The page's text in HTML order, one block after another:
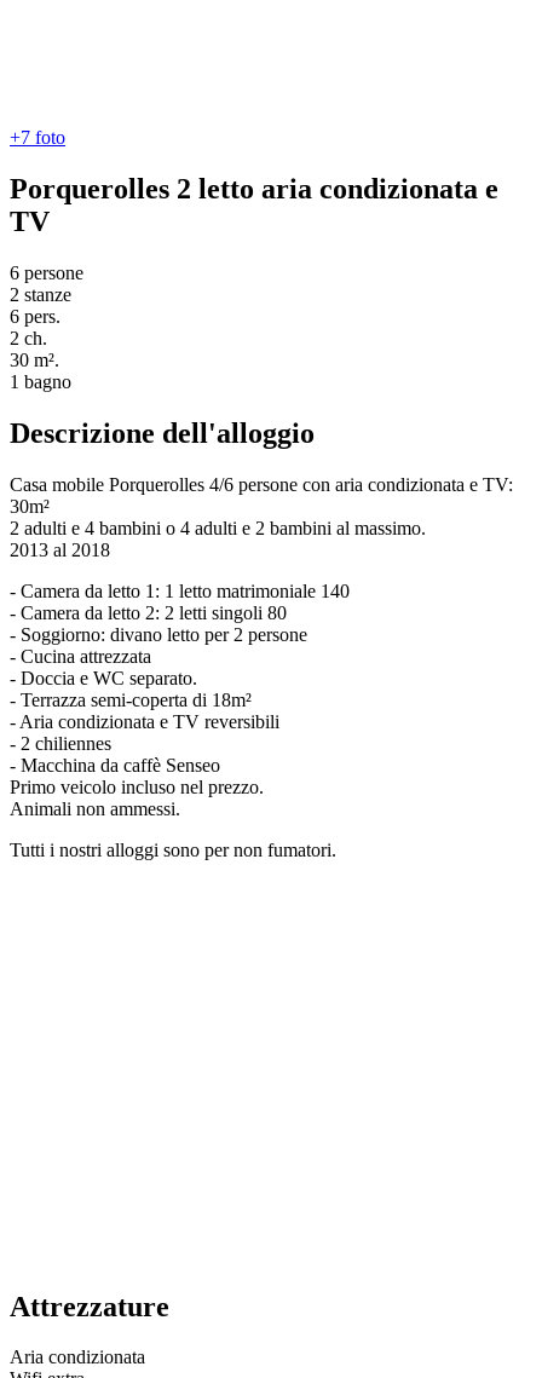
+7 foto
Porquerolles 2 letto aria condizionata e
TV
6 persone
2 stanze
6 pers.
2 ch.
30 m².
1 bagno
Descrizione dell'alloggio
Casa mobile Porquerolles 4/6 persone con aria condizionata e TV:
30m²
2 adulti e 4 bambini o 4 adulti e 2 bambini al massimo.
2013 al 2018
- Camera da letto 1: 1 letto matrimoniale 140
- Camera da letto 2: 2 letti singoli 80
- Soggiorno: divano letto per 2 persone
- Cucina attrezzata
- Doccia e WC separato.
- Terrazza semi-coperta di 18m²
- Aria condizionata e TV reversibili
- 2 chiliennes
- Macchina da caffè Senseo
Primo veicolo incluso nel prezzo.
Animali non ammessi.
Tutti i nostri alloggi sono per non fumatori.
Attrezzature
Aria condizionata